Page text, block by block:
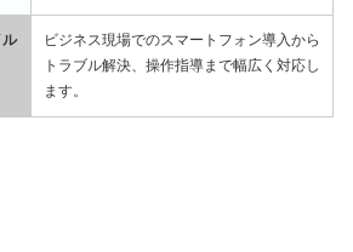
ビジネス現場でのスマートフォン導入から
トラブル解決、操作指導まで幅広く対応し
ます。